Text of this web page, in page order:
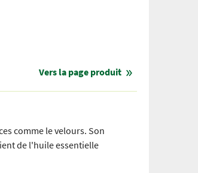
Vers la page produit
comme le velours. Son
de l'huile essentielle